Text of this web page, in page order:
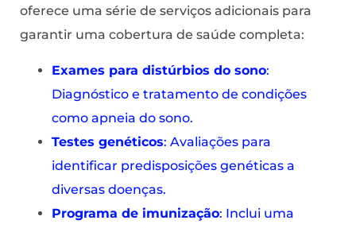
oferece uma série de serviços adicionais para
garantir uma cobertura de saúde completa:
Exames para distúrbios do sono:
Diagnóstico e tratamento de condições
como apneia do sono.
Testes genéticos: Avaliações para
identificar predisposições genéticas a
diversas doenças.
Programa de imunização: Inclui uma